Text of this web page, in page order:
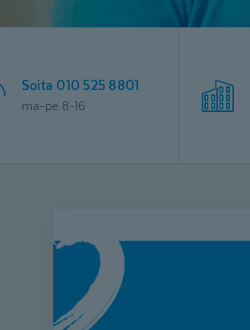
Soita 010 525 8801
ma-pe 8-16